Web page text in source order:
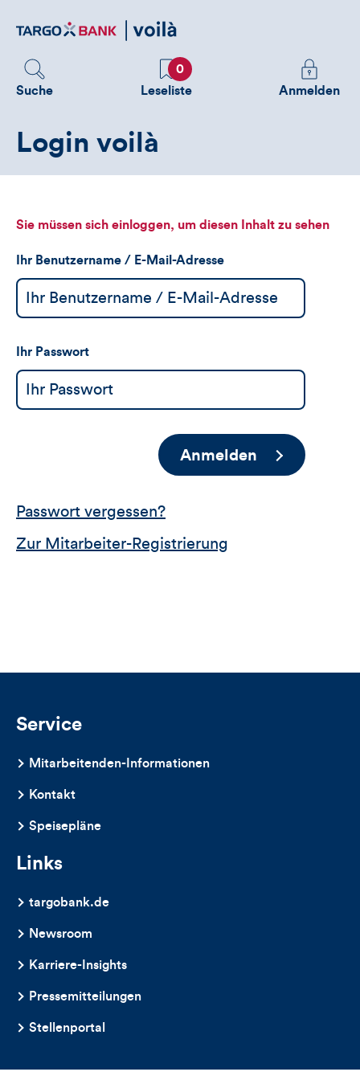
zum
Suche
Favoriten
0
Leseliste
Melden
Sie
sehen
Anmelden
Login voilà
Sie müssen sich einloggen, um diesen Inhalt zu sehen
Ihr Benutzername / E-Mail-Adresse
Ihr Passwort
Anmelden
Passwort vergessen?
Zur Mitarbeiter-Registrierung
Service
Mitarbeitenden-Informationen
Kontakt
Speisepläne
Links
targobank.de
Newsroom
Karriere-Insights
Pressemitteilungen
Stellenportal